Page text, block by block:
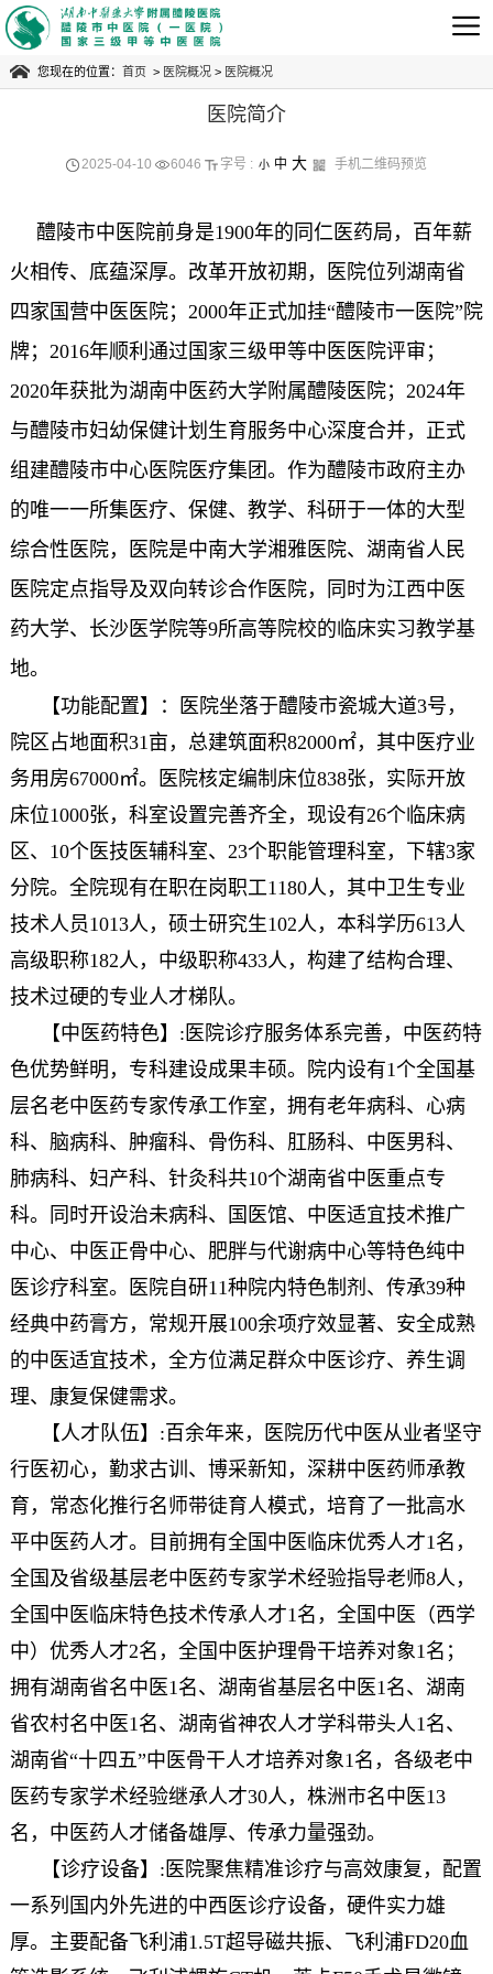
预约电话
急救电话
0731-23245120
您现在的位置： 首页> 医院概况> 医院概况
医院简介
2025-04-10 6046 字号 : 小 中 大 手机二维码预览
醴陵市中医院前身是1900年的同仁医药局，百年薪
火相传、底蕴深厚。改革开放初期，医院位列湖南省
四家国营中医医院；2000年正式加挂“醴陵市一医院”院
牌；2016年顺利通过国家三级甲等中医医院评审；
2020年获批为湖南中医药大学附属醴陵医院；2024年
与醴陵市妇幼保健计划生育服务中心深度合并，正式
组建醴陵市中心医院医疗集团。作为醴陵市政府主办
的唯一一所集医疗、保健、教学、科研于一体的大型
综合性医院，医院是中南大学湘雅医院、湖南省人民
医院定点指导及双向转诊合作医院，同时为江西中医
药大学、长沙医学院等9所高等院校的临床实习教学基
地。
【功能配置】：医院坐落于醴陵市瓷城大道3号，
院区占地面积31亩，总建筑面积82000㎡，其中医疗业
务用房67000㎡。医院核定编制床位838张，实际开放
床位1000张，科室设置完善齐全，现设有26个临床病
区、10个医技医辅科室、23个职能管理科室，下辖3家
分院。全院现有在职在岗职工1180人，其中卫生专业
技术人员1013人，硕士研究生102人，本科学历613人
高级职称182人，中级职称433人，构建了结构合理、
技术过硬的专业人才梯队。
【中医药特色】:医院诊疗服务体系完善，中医药特
色优势鲜明，专科建设成果丰硕。院内设有1个全国基
层名老中医药专家传承工作室，拥有老年病科、心病
科、脑病科、肿瘤科、骨伤科、肛肠科、中医男科、
肺病科、妇产科、针灸科共10个湖南省中医重点专
科。同时开设治未病科、国医馆、中医适宜技术推广
中心、中医正骨中心、肥胖与代谢病中心等特色纯中
医诊疗科室。医院自研11种院内特色制剂、传承39种
经典中药膏方，常规开展100余项疗效显著、安全成熟
的中医适宜技术，全方位满足群众中医诊疗、养生调
理、康复保健需求。
【人才队伍】:百余年来，医院历代中医从业者坚守
行医初心，勤求古训、博采新知，深耕中医药师承教
育，常态化推行名师带徒育人模式，培育了一批高水
平中医药人才。目前拥有全国中医临床优秀人才1名，
全国及省级基层老中医药专家学术经验指导老师8人，
全国中医临床特色技术传承人才1名，全国中医（西学
中）优秀人才2名，全国中医护理骨干培养对象1名；
拥有湖南省名中医1名、湖南省基层名中医1名、湖南
省农村名中医1名、湖南省神农人才学科带头人1名、
湖南省“十四五”中医骨干人才培养对象1名，各级老中
医药专家学术经验继承人才30人，株洲市名中医13
名，中医药人才储备雄厚、传承力量强劲。
【诊疗设备】:医院聚焦精准诊疗与高效康复，配置
一系列国内外先进的中西医诊疗设备，硬件实力雄
厚。主要配备飞利浦1.5T超导磁共振、飞利浦FD20血